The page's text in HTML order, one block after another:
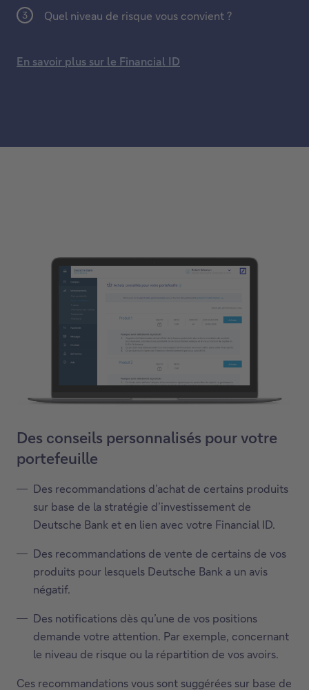
Quel niveau de risque vous convient ?
En savoir plus sur le Financial ID
Des conseils personnalisés pour votre
portefeuille
Des recommandations d’achat de certains produits
sur base de la stratégie d’investissement de
Deutsche Bank et en lien avec votre Financial ID.
Des recommandations de vente de certains de vos
produits pour lesquels Deutsche Bank a un avis
négatif.
Des notifications dès qu’une de vos positions
demande votre attention. Par exemple, concernant
le niveau de risque ou la répartition de vos avoirs.
Ces recommandations vous sont suggérées sur base de